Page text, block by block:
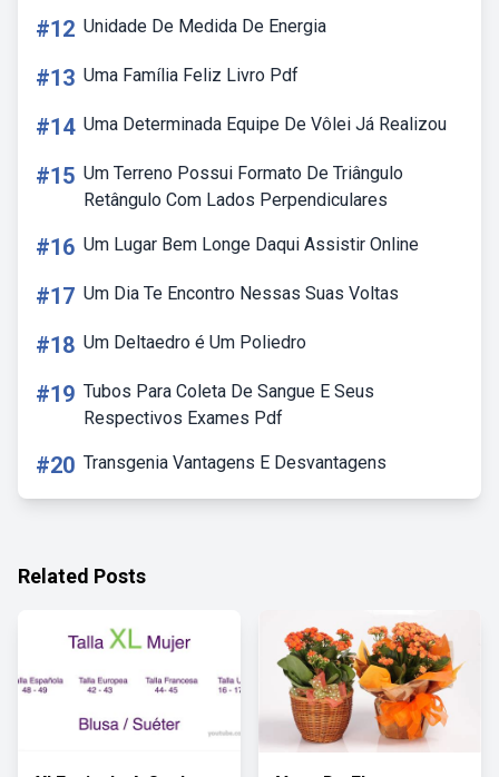
#12 Unidade De Medida De Energia
#13 Uma Família Feliz Livro Pdf
#14 Uma Determinada Equipe De Vôlei Já Realizou
#15 Um Terreno Possui Formato De Triângulo
Retângulo Com Lados Perpendiculares
#16 Um Lugar Bem Longe Daqui Assistir Online
#17 Um Dia Te Encontro Nessas Suas Voltas
#18 Um Deltaedro é Um Poliedro
#19 Tubos Para Coleta De Sangue E Seus
Respectivos Exames Pdf
#20 Transgenia Vantagens E Desvantagens
Related Posts